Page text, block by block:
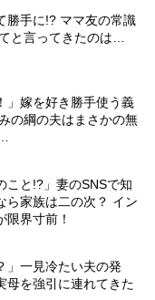
勝手に!? ママ友の常識
と言ってきたのは…
」嫁を好き勝手使う義
の綱の夫はまさかの無
こと!?」妻のSNSで知
家族は二の次？ イン
限界寸前！
」一見冷たい夫の発
を強引に連れてきた